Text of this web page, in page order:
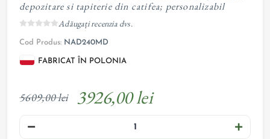
depozitare si tapiterie din catifea; personalizabil
Adăugați recenzia dvs.
Cod Produs: NAD240MD
FABRICAT ÎN POLONIA
5609,00 lei 3926,00 lei